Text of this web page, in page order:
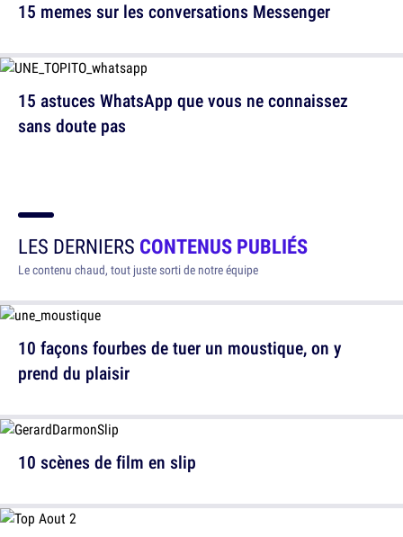
15 astuces WhatsApp que vous ne connaissez
sans doute pas
15 memes sur les conversations Messenger
LES DERNIERS CONTENUS PUBLIÉS
Le contenu chaud, tout juste sorti de notre équipe
10 façons fourbes de tuer un moustique, on y
prend du plaisir
10 scènes de film en slip